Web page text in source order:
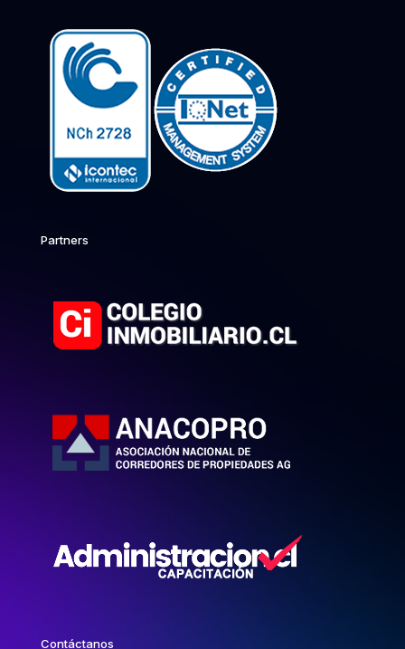
Partners
Contáctanos